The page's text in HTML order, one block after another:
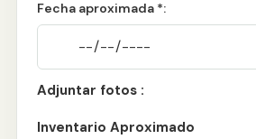
Fecha aproximada *:
Adjuntar fotos :
Inventario Aproximado